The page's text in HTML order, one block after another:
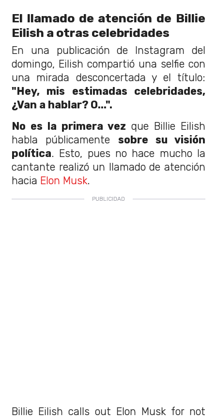
El llamado de atención de Billie
Eilish a otras celebridades
En una publicación de Instagram del
domingo, Eilish compartió una selfie con
una mirada desconcertada y el título:
"Hey, mis estimadas celebridades,
¿Van a hablar? O...".
No es la primera vez que Billie Eilish
habla públicamente sobre su visión
política. Esto, pues no hace mucho la
cantante realizó un llamado de atención
hacia Elon Musk.
Billie Eilish calls out Elon Musk for not